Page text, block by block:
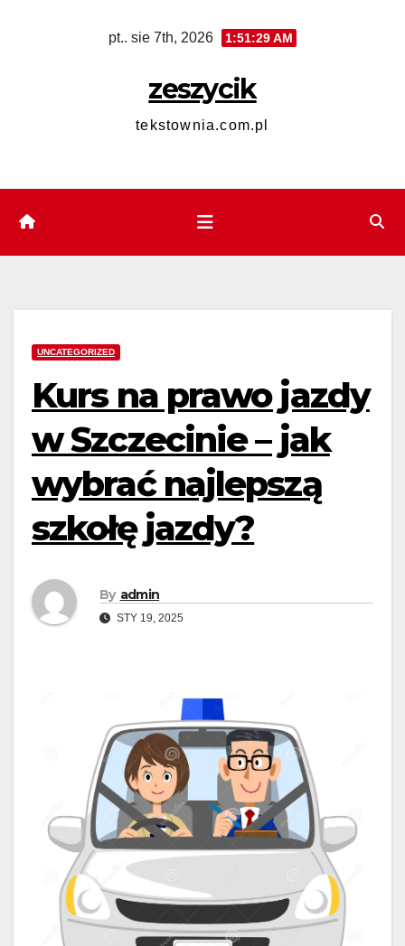
pt.. sie 7th, 2026 1:51:30 AM
zeszycik
tekstownia.com.pl
UNCATEGORIZED
Kurs na prawo jazdy
w Szczecinie – jak
wybrać najlepszą
szkołę jazdy?
By admin
STY 19, 2025